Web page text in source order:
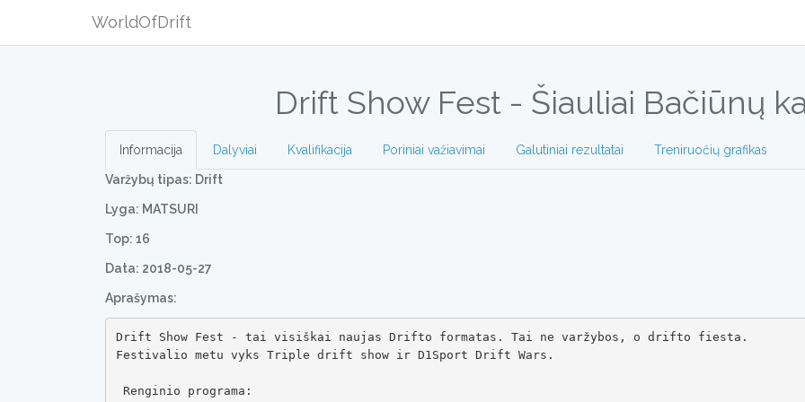
WorldOfDrift
Drift Show Fest - Šiauliai Bačiūnų
Informacija Dalyviai Kvalifikacija Poriniai važiavimai Galutiniai rezultatai Treniruočių grafikas
Varžybų tipas: Drift
Lyga: MATSURI
Top: 16
Data: 2018-05-27
Aprašymas:
Drift Show Fest - tai visiškai naujas Drifto formatas. Tai ne varžybos, o drifto fiesta.
Festivalio metu vyks Triple drift show ir D1Sport Drift Wars.